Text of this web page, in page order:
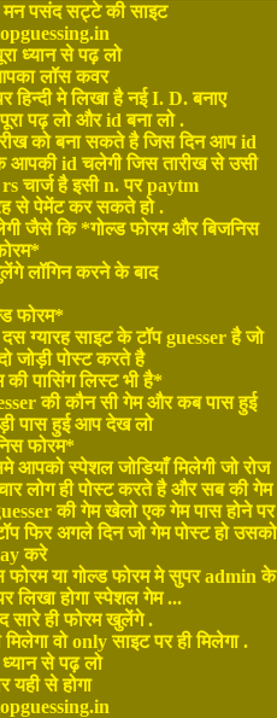
मन पसंद सट्टे की साइट
ध्यान से पढ़ लो
लॉस कवर
मे लिखा है नई I. D. बनाए
पढ़ लो और id बना लो .
को बना सकते है जिस दिन आप id
आपकी id चलेगी जिस तारीख से उसी
चार्ज है इसी n. पर paytm
से पेमेंट कर सकते हो .
जैसे कि *गोल्ड फोरम और बिजनिस
लॉगिन करने के बाद
फोरम*
ग्यारह साइट के टॉप guesser है जो
जोड़ी पोस्ट करते है
की पासिंग लिस्ट भी है*
की कौन सी गेम और कब पास हुई
पास हुई आप देख लो
फोरम*
आपको स्पेशल जोडियाँ मिलेगी जो रोज
लोग ही पोस्ट करते है और सब की गेम
की गेम खेलो एक गेम पास होने पर
फिर अगले दिन जो गेम पोस्ट हो उसको
करे
फोरम या गोल्ड फोरम मे सुपर admin के
लिखा होगा स्पेशल गेम ...
सारे ही फोरम खुलेंगे .
वो only साइट पर ही मिलेगा .
से पढ़ लो
यही से होगा